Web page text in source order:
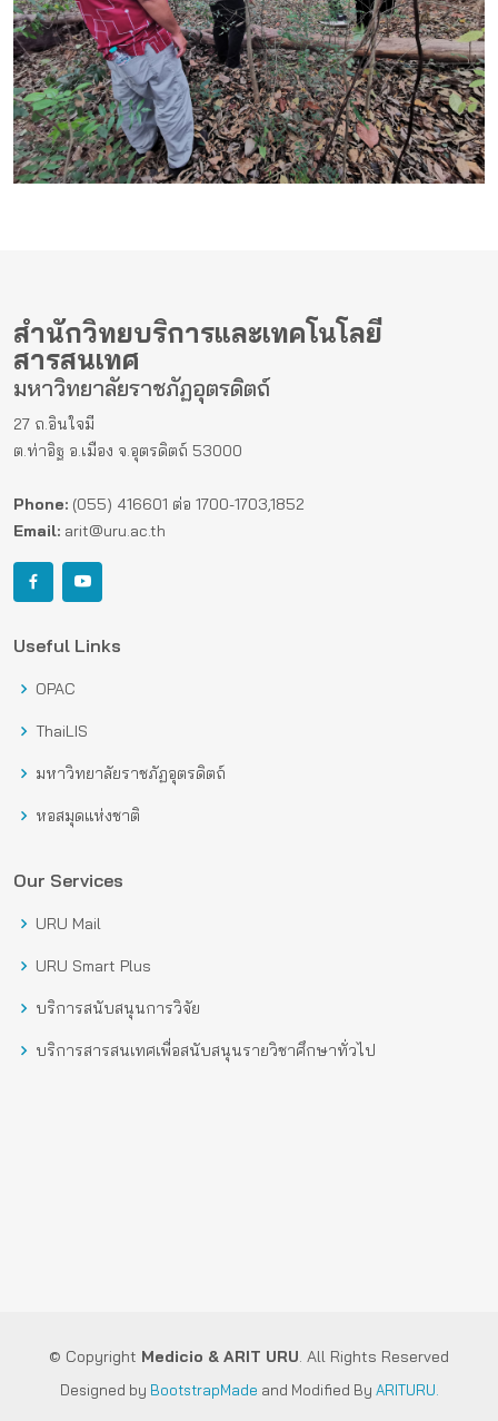
สำนักวิทยบริการและเทคโนโลยี
สารสนเทศ
มหาวิทยาลัยราชภัฏอุตรดิตถ์
27 ถ.อินใจมี
ต.ท่าอิฐ อ.เมือง จ.อุตรดิตถ์ 53000
Phone: (055) 416601 ต่อ 1700-1703,1852
Email: arit@uru.ac.th
Useful Links
OPAC
ThaiLIS
มหาวิทยาลัยราชภัฏอุตรดิตถ์
หอสมุดแห่งชาติ
Our Services
URU Mail
URU Smart Plus
บริการสนับสนุนการวิจัย
บริการสารสนเทศเพื่อสนับสนุนรายวิชาศึกษาทั่วไป
© Copyright Medicio & ARIT URU. All Rights Reserved
Designed by BootstrapMade and Modified By ARITURU.